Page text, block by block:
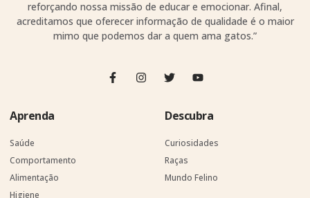
reforçando nossa missão de educar e emocionar. Afinal,
acreditamos que oferecer informação de qualidade é o maior
mimo que podemos dar a quem ama gatos.”
Aprenda
Saúde
Comportamento
Alimentação
Higiene
Descubra
Curiosidades
Raças
Mundo Felino